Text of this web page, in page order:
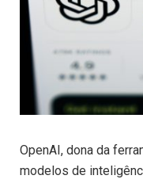
OpenAI, dona da
modelos de